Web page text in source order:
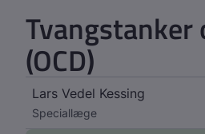
(OCD)
Lars Vedel Kessing
Speciallæge